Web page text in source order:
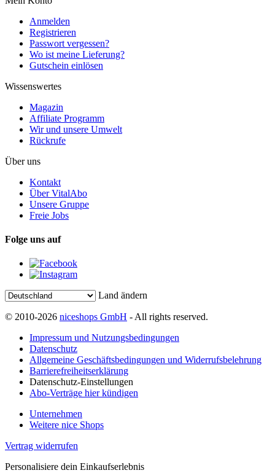
Anmelden
Registrieren
Passwort vergessen?
Wo ist meine Lieferung?
Gutschein einlösen
Wissenswertes
Magazin
Affiliate Programm
Wir und unsere Umwelt
Rückrufe
Über uns
Kontakt
Über VitalAbo
Unsere Gruppe
Freie Jobs
Folge uns auf
Land ändern
© 2010-2026 niceshops GmbH - All rights reserved.
Impressum und Nutzungsbedingungen
Datenschutz
Allgemeine Geschäftsbedingungen und Widerrufsbelehrung
Barrierefreiheitserklärung
Datenschutz-Einstellungen
Abo-Verträge hier kündigen
Unternehmen
Weitere nice Shops
Vertrag widerrufen
Personalisiere dein Einkaufserlebnis